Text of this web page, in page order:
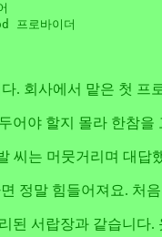
로바이더
. 회사에서 맡은 첫 프
어야 할지 몰라 한참
씨는 머뭇거리며 대
정말 힘들어져요. 처
된 서랍장과 같습니